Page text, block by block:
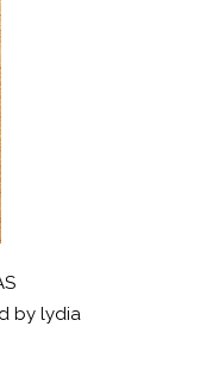
by lydia